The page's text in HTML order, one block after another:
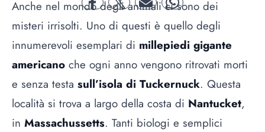
facebooktwitter mail whatsapp
Anche nel mondo degli animali ci sono dei
misteri irrisolti. Uno di questi è quello degli
innumerevoli esemplari di millepiedi gigante
americano che ogni anno vengono ritrovati morti
e senza testa sull’isola di Tuckernuck. Questa
località si trova a largo della costa di Nantucket,
in Massachussetts. Tanti biologi e semplici